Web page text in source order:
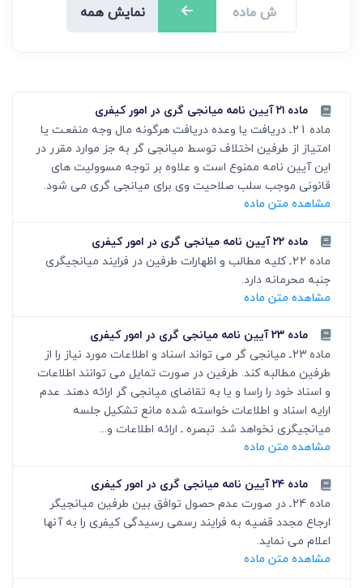
نمایش همه
ماده ۲۱ آیین نامه میانجی گری در امور کیفری
ماده 21ـ دریافت یا وعده دریافت هرگونه مال وجه منفعـت یا
امتیاز از طرفین اختلاف توسط میانجی گر به جز موارد مقرر در
این آیین نامه ممنوع است و علاوه بر توجه مسوولیت های
قانونی موجب سلب صلاحیت وی برای میانجی گری می ­شود.
مشاهده متن ماده
ماده ۲۲ آیین نامه میانجی گری در امور کیفری
ماده 22ـ کلیه مطالب و اظهارات طرفین در فرایند میانجی‏گری
جنبه محرمانه دارد.
مشاهده متن ماده
ماده ۲۳ آیین نامه میانجی گری در امور کیفری
ماده 23ـ میانجی گر می تواند اسناد و اطلاعات مورد نیاز را از
طرفین مطالبه کند. طرفین در صورت تمایل می توانند اطلاعات
و اسناد خود را راسا و یا به تقاضای میانجی گر ارائه دهند. عدم
ارایه اسناد و اطلاعات خواسته شده مانع تشکیل جلسه
میانجی‏گری نخواهد شد. تبصره ـ ارائه اطلاعات و...
مشاهده متن ماده
ماده ۲۴ آیین نامه میانجی گری در امور کیفری
ماده 24ـ در صورت عدم حصول توافق بین طرفین میانجی‏گر
ارجاع مجدد قضیه به فرایند رسمی رسیدگی کیفری را به آنها
اعلام می نماید.
مشاهده متن ماده